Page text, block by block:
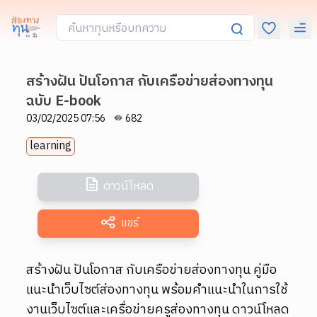
สร้างฝัน ปันโอกาส กับเครือข่ายส่องทางทุน
ฉบับ E-book
03/02/2025 07:56 682
learning
ดาวน์โหลด
แชร์
สร้างฝัน ปันโอกาส กับเครือข่ายส่องทางทุน คู่มือ
แนะนำเว็บไซต์ส่องทางทุน พร้อมคำแนะนำในการใช้
งานเว็บไซต์และเครื่อข่ายครูส่องทางทุน ดาวน์โหลด